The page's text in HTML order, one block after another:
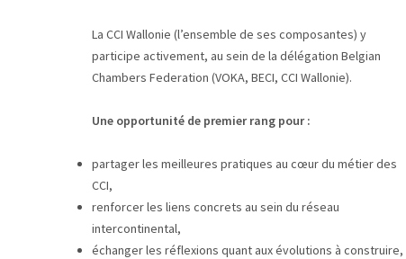
La CCI Wallonie (l’ensemble de ses composantes) y
participe activement, au sein de la délégation Belgian
Chambers Federation (VOKA, BECI, CCI Wallonie).
Une opportunité de premier rang pour :
partager les meilleures pratiques au cœur du métier des
CCI,
renforcer les liens concrets au sein du réseau
intercontinental,
échanger les réflexions quant aux évolutions à construire,